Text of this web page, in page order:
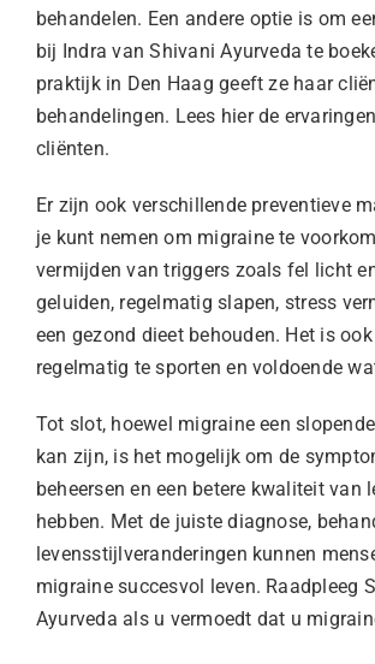
behandelen. Een andere optie is om
bij Indra vanShivani Ayurveda te
praktijk in Den Haag geeft ze haar
behandelingen. Lees hier de
cliënten.
Er zijn ook verschillende preventieve
je kunt nemen om migraine te
vermijden van triggers zoals fel licht
geluiden, regelmatig slapen, stress
een gezond dieet behouden. Het is
regelmatig te sporten en voldoende
Tot slot, hoewel migraine een
kan zijn, is het mogelijk om de
beheersen en een betere kwaliteit van
hebben. Met de juiste diagnose,
levensstijlveranderingen kunnen
migraine succesvol leven. Raadpleeg
Ayurveda als u vermoedt dat u